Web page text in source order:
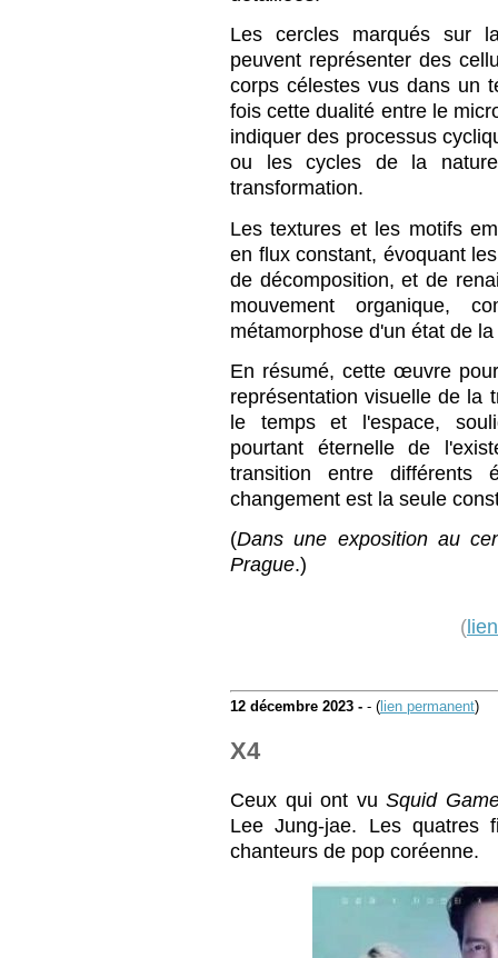
Les cercles marqués sur
peuvent représenter des
corps célestes vus dans un
fois cette dualité entre le
indiquer des processus
ou les cycles de la
transformation.
Les textures et les motifs
en flux constant, évoquant
de décomposition, et de
mouvement organique,
métamorphose d'un état de
En résumé, cette œuvre
représentation visuelle de la
le temps et l'espace,
pourtant éternelle de
transition entre différents
changement est la seule
(Dans une exposition au
Prague.)
(
12 décembre 2023 - - ( lien permanent)
X4
Ceux qui ont vu Squid
Lee Jung-jae. Les quatres
chanteurs de pop coréenne.